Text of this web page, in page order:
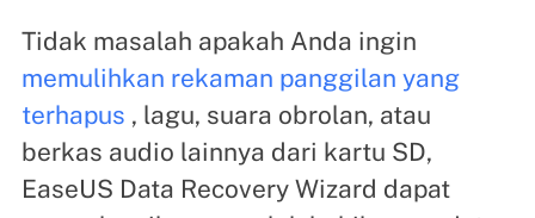
Tidak masalah apakah Anda ingin
memulihkan rekaman panggilan yang
terhapus , lagu, suara obrolan, atau
berkas audio lainnya dari kartu SD,
EaseUS Data Recovery Wizard dapat